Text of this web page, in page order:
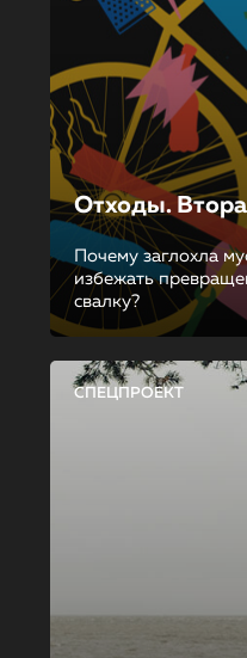
Отходы.
Почему заглохла
избежать
свалку?
СПЕЦПРОЕКТ